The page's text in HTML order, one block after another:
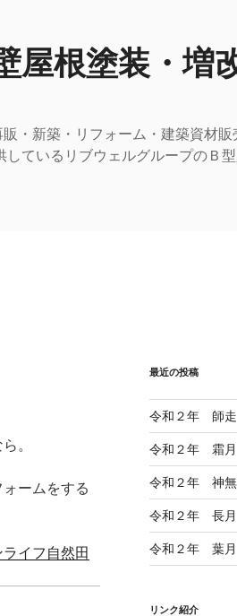
根塗装・増
・新築・リフォーム・建築資材
ているリブウェルグループのＢ
。
ームをする
イフ自然田
最近の投稿
令和２年 師走
令和２年 霜月
令和２年 神無
令和２年 長月
令和２年 葉月
リンク紹介